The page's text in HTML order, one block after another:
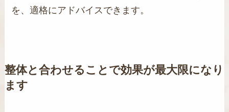
を、適格にアドバイスできます。
整体と合わせることで効果が最大限になり
ます